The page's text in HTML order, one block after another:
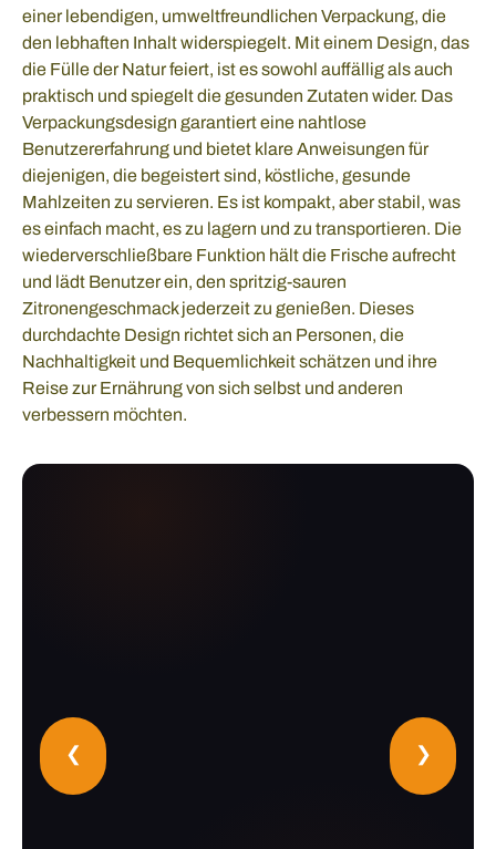
einer lebendigen, umweltfreundlichen Verpackung, die
den lebhaften Inhalt widerspiegelt. Mit einem Design, das
die Fülle der Natur feiert, ist es sowohl auffällig als auch
praktisch und spiegelt die gesunden Zutaten wider. Das
Verpackungsdesign garantiert eine nahtlose
Benutzererfahrung und bietet klare Anweisungen für
diejenigen, die begeistert sind, köstliche, gesunde
Mahlzeiten zu servieren. Es ist kompakt, aber stabil, was
es einfach macht, es zu lagern und zu transportieren. Die
wiederverschließbare Funktion hält die Frische aufrecht
und lädt Benutzer ein, den spritzig-sauren
Zitronengeschmack jederzeit zu genießen. Dieses
durchdachte Design richtet sich an Personen, die
Nachhaltigkeit und Bequemlichkeit schätzen und ihre
Reise zur Ernährung von sich selbst und anderen
verbessern möchten.
❮ ❯